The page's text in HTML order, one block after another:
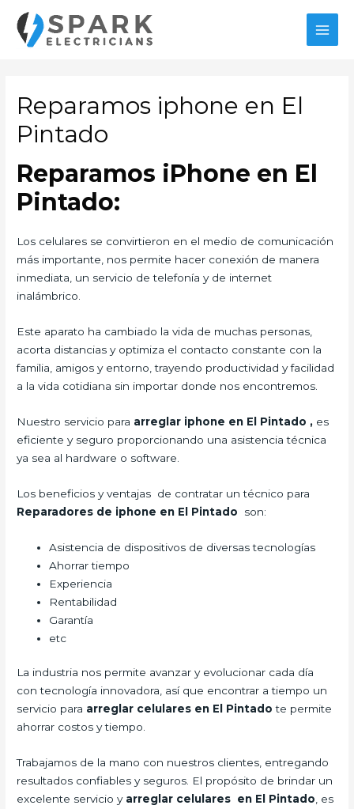
contenido
Reparamos iphone en El
Pintado
Reparamos iPhone en El
Pintado:
Los celulares se convirtieron en el medio de comunicación
más importante, nos permite hacer conexión de manera
inmediata, un servicio de telefonía y de internet
inalámbrico.
Este aparato ha cambiado la vida de muchas personas,
acorta distancias y optimiza el contacto constante con la
familia, amigos y entorno, trayendo productividad y facilidad
a la vida cotidiana sin importar donde nos encontremos.
Nuestro servicio para arreglar iphone en El Pintado , es
eficiente y seguro proporcionando una asistencia técnica
ya sea al hardware o software.
Los beneficios y ventajas de contratar un técnico para
Reparadores de iphone en El Pintado son:
Asistencia de dispositivos de diversas tecnologías
Ahorrar tiempo
Experiencia
Rentabilidad
Garantía
etc
La industria nos permite avanzar y evolucionar cada día
con tecnología innovadora, así que encontrar a tiempo un
servicio para arreglar celulares en El Pintado te permite
ahorrar costos y tiempo.
Trabajamos de la mano con nuestros clientes, entregando
resultados confiables y seguros. El propósito de brindar un
excelente servicio y arreglar celulares en El Pintado , es